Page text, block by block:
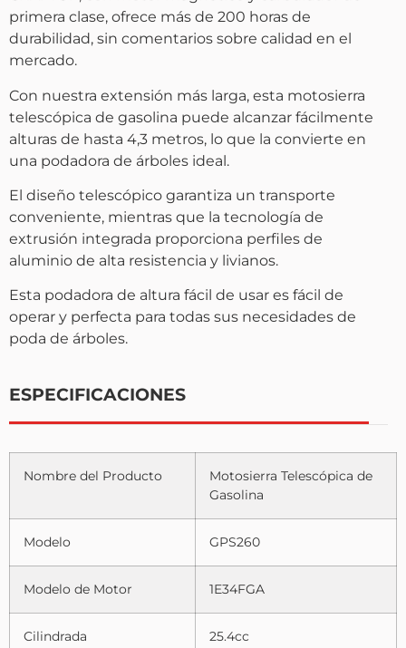
primera clase, ofrece más de 200 horas de
durabilidad, sin comentarios sobre calidad en el
mercado.
Con nuestra extensión más larga, esta motosierra
telescópica de gasolina puede alcanzar fácilmente
alturas de hasta 4,3 metros, lo que la convierte en
una podadora de árboles ideal.
El diseño telescópico garantiza un transporte
conveniente, mientras que la tecnología de
extrusión integrada proporciona perfiles de
aluminio de alta resistencia y livianos.
Esta podadora de altura fácil de usar es fácil de
operar y perfecta para todas sus necesidades de
poda de árboles.
ESPECIFICACIONES
Nombre del Producto
Motosierra Telescópica de
Gasolina
Modelo GPS260
Modelo de Motor 1E34FGA
Cilindrada 25.4cc